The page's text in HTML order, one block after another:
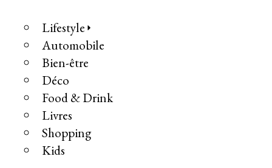
Lifestyle
Automobile
Bien-être
Déco
Food & Drink
Livres
Shopping
Kids